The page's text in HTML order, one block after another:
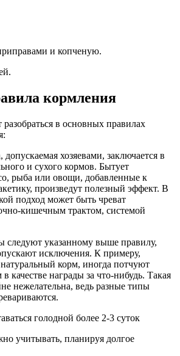
и копченую.
кормления
в основных правилах
хозяевами, заключается в
и сухого кормов. Бытует
рыба или овощи, добавленные к
произведут полезный эффект. В
подход может быть чреват
кишечным трактом, системой
следуют указанному выше правилу,
исключения. К примеру,
корм, иногда потчуют
награды за что-нибудь. Такая
нежелательна, ведь разные типы
голодной более 2-3 суток
учитывать, планируя долгое